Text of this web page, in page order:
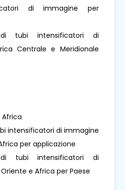
di immagine per
tubi intensificatori di
Centrale e Meridionale
Africa
intensificatori di immagine
per applicazione
tubi intensificatori di
e Africa per Paese